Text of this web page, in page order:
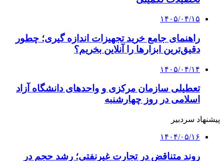
۱۴۰۵/۰۴/۱۵
راهنمای جامع خرید تجهیزات اندازه گیری؛ چطور
دقیق‌ترین ابزارها را آنلاین بخریم؟
۱۴۰۵/۰۴/۱۴
تعطیلی سازمان مرکزی و واحدهای دانشگاه آزاد
اسلامی در روز چهارشنبه
پیشنهاد سردبیر
۱۴۰۴/۰۵/۱۶
روند متناقض در تجارت غیرنفتی؛ رشد حجم در